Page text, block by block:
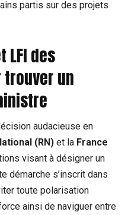
partis sur des projets
LFI des
un
audacieuse en
(RN) et la France
visant à désigner un
démarche s’inscrit dans
toute polarisation
ainsi de naviguer entre